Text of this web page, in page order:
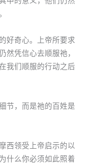
好奇心。上帝所要求
然凭信心去顺服祂，
我们顺服的行动之后
节，而是祂的百姓是
西领受上帝启示的以
什么你必须如此照着